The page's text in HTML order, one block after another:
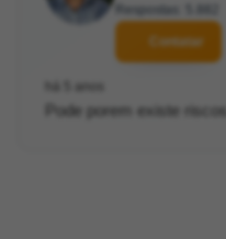
Respostas: 5.882
Contatar
há 5 anos
Pode porem existe riscos.